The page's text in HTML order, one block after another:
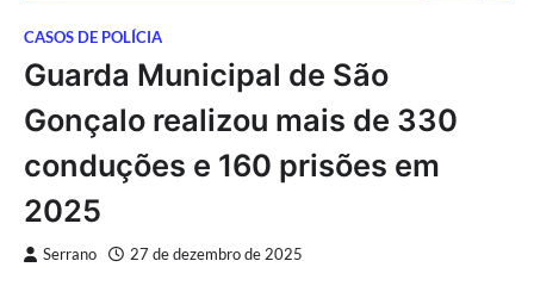
CASOS DE POLÍCIA
Guarda Municipal de São
Gonçalo realizou mais de 330
conduções e 160 prisões em
2025
Serrano 27 de dezembro de 2025